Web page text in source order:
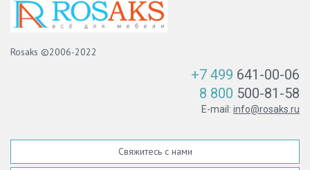
Rosaks ©2006-2022
+7 499 641-00-06
8 800 500-81-58
E-mail: info@rosaks.ru
Свяжитесь с нами